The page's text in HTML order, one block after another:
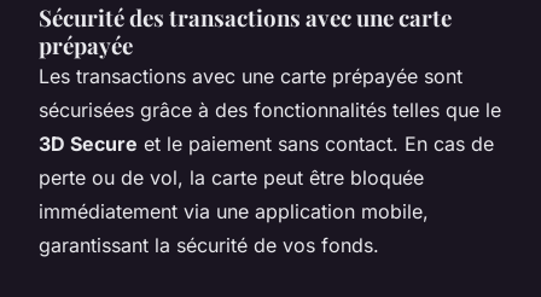
Sécurité des transactions avec une carte
prépayée
Les transactions avec une carte prépayée sont
sécurisées grâce à des fonctionnalités telles que le
3D Secure et le paiement sans contact. En cas de
perte ou de vol, la carte peut être bloquée
immédiatement via une application mobile,
garantissant la sécurité de vos fonds.